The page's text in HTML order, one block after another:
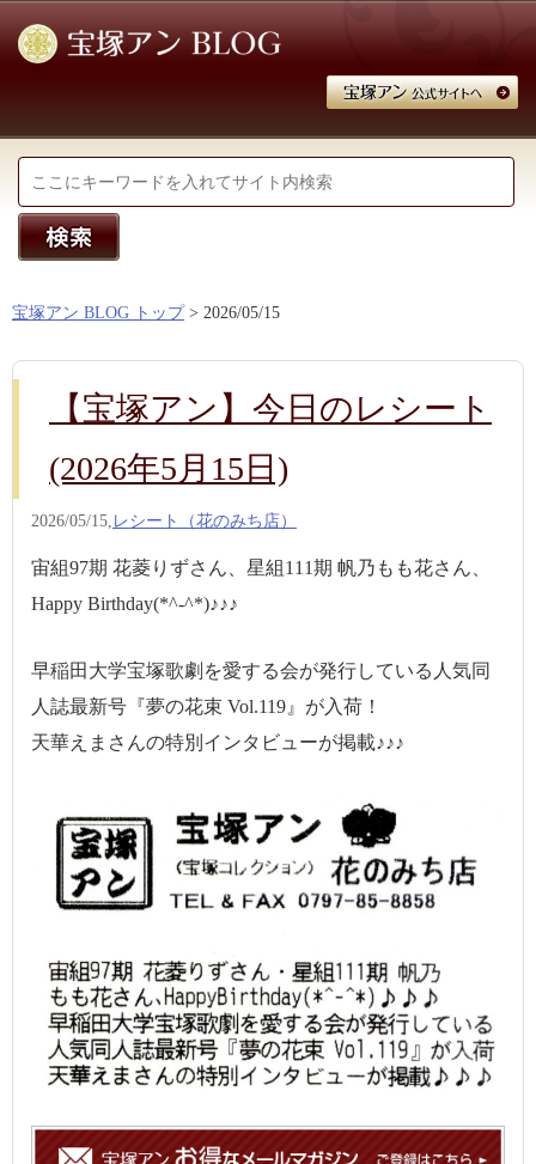
宝塚アン BLOG トップ > 2026/05/15
【宝塚アン】今日のレシート
(2026年5月15日)
2026/05/15, レシート（花のみち店）
宙組97期 花菱りずさん、星組111期 帆乃もも花さん、
Happy Birthday(*^-^*)♪♪♪
早稲田大学宝塚歌劇を愛する会が発行している人気同
人誌最新号『夢の花束 Vol.119』が入荷！
天華えまさんの特別インタビューが掲載♪♪♪